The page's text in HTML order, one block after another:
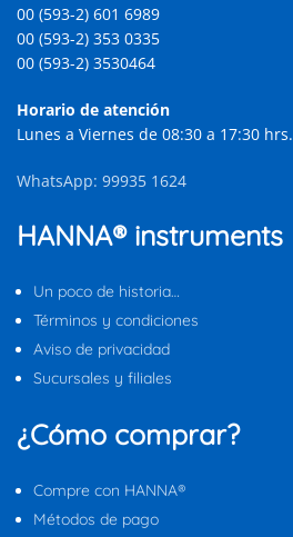
00 (593-2) 601 6989
00 (593-2) 353 0335
00 (593-2) 3530464
Horario de atención
Lunes a Viernes de 08:30 a 17:30 hrs.
WhatsApp: 99935 1624
HANNA® instruments
Un poco de historia…
Términos y condiciones
Aviso de privacidad
Sucursales y filiales
¿Cómo comprar?
Compre con HANNA®
Métodos de pago